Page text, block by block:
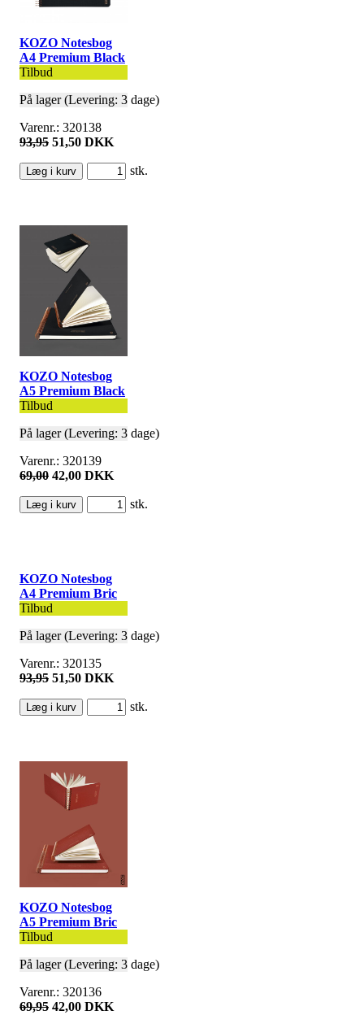
KOZO Notesbog
A4 Premium Black
Tilbud
På lager (Levering: 3 dage)
Varenr.: 320138
93,95 51,50 DKK
stk.
KOZO Notesbog
A5 Premium Black
Tilbud
På lager (Levering: 3 dage)
Varenr.: 320139
69,00 42,00 DKK
stk.
KOZO Notesbog
A4 Premium Bric
Tilbud
På lager (Levering: 3 dage)
Varenr.: 320135
93,95 51,50 DKK
stk.
KOZO Notesbog
A5 Premium Bric
Tilbud
På lager (Levering: 3 dage)
Varenr.: 320136
69,95 42,00 DKK